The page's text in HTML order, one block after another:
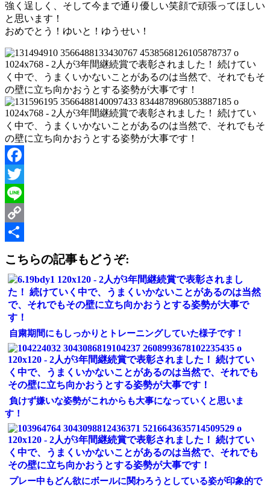
強く逞しく、そして今まで通り優しい笑顔で頑張ってほしい
と思います！
おめでとう！ゆいと！ゆうせい！
Facebook
Twitter
Line
Copy
こちらの記事もどうぞ:
自粛期間にもしっかりとトレーニングしていた様子です！
負けず嫌いな姿勢がこれからも大事になっていくと思いま
す！
プレー中もどん欲にボールに関わろうとしている姿が印象的で